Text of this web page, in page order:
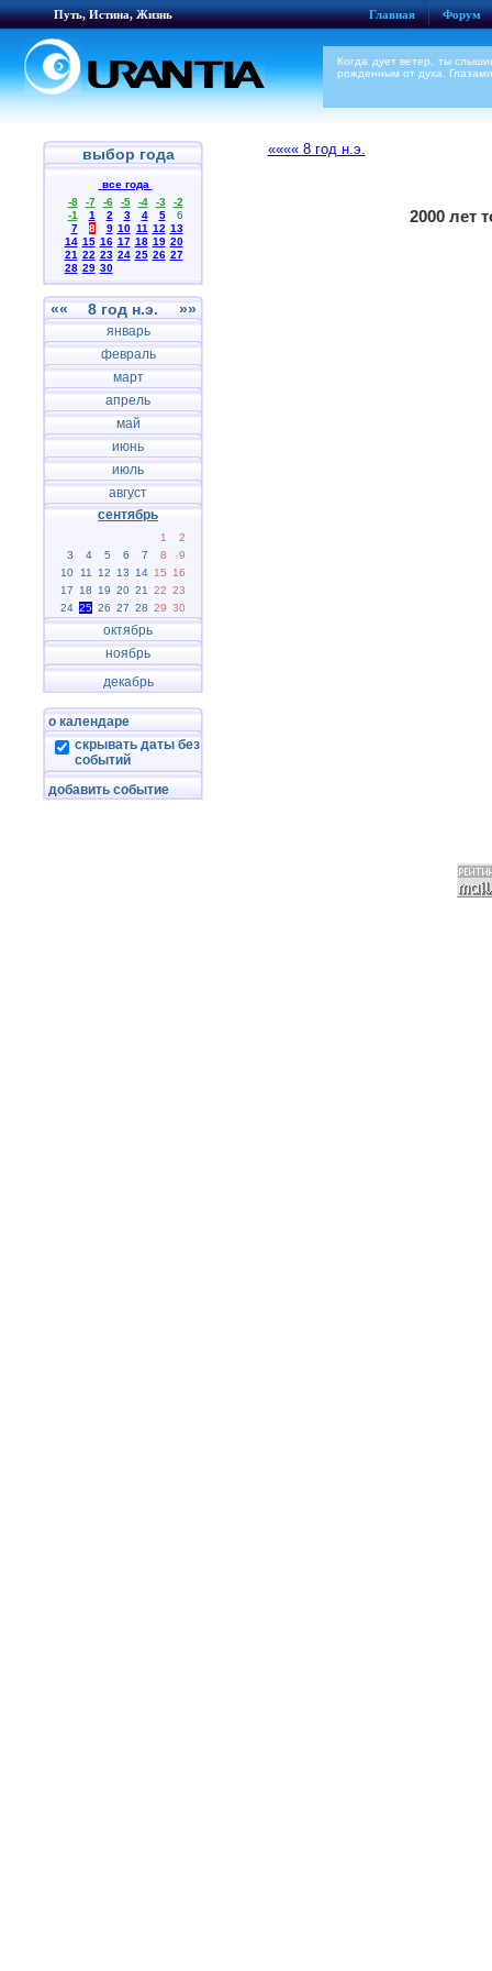
Путь, Истина, Жизнь Главная Форум
Когда дует ветер, ты
рожденным от духа.
выбор года
все года
-8
-7 -6 -5 -4 -3
-2
-1
1 2 3 4 5
6
7
8 9 10 11 12 13
14 15 16 17 18 19 20
21 22 23 24 25 26 27
28 29 30
«« 8 год н.э. »»
январь
февраль
март
апрель
май
июнь
июль
август
сентябрь
1
2
3
4 5 6 7 8
9
10
11 12 13 14 15
16
17
18 19 20 21 22 23
24 25 26 27 28 29 30
октябрь
ноябрь
декабрь
о календаре
скрывать даты без
событий
добавить событие
«««« 8 год н.э.
2000 лет